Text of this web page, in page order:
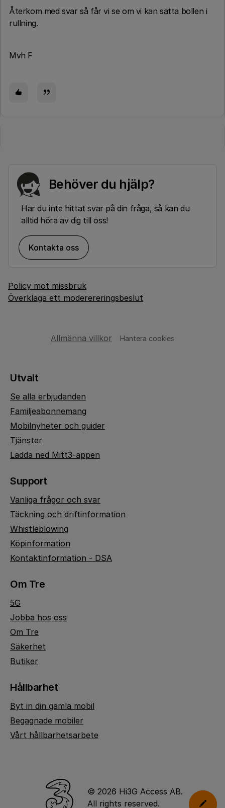
Återkom med svar så får vi se om vi kan sätta bollen i
rullning.
Mvh F
Behöver du hjälp?
Har du inte hittat svar på din fråga, så kan du
alltid höra av dig till oss!
Kontakta oss
Policy mot missbruk
Överklaga ett moderereringsbeslut
Allmänna villkor Hantera cookies
Utvalt
Se alla erbjudanden
Familjeabonnemang
Mobilnyheter och guider
Tjänster
Ladda ned Mitt3-appen
Support
Vanliga frågor och svar
Täckning och driftinformation
Whistleblowing
Köpinformation
Kontaktinformation - DSA
Om Tre
5G
Jobba hos oss
Om Tre
Säkerhet
Butiker
Hållbarhet
Byt in din gamla mobil
Begagnade mobiler
Vårt hållbarhetsarbete
© 2026 Hi3G Access AB.
All rights reserved.